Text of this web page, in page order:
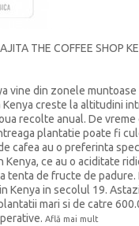
THE COFFEE SHOP
vine din zonele
Kenya creste la altitudini
recolte anual. De
plantatie poate fi
cafea au o preferinta
ce au o aciditate
tenta de fructe de padure.
Kenya in secolul 19.
mari si de catre
Află mai mult